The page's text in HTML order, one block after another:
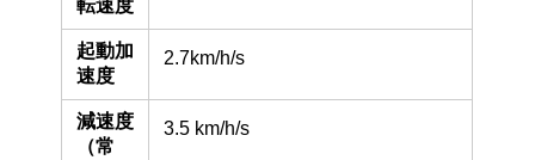
転速度
起動加
速度
2.7km/h/s
減速度
（常
3.5 km/h/s